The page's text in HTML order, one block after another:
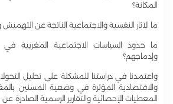
المكانة؟
ما الآثار النفسية والاجتماعية الناتجة عن التهميش
ما حدود السياسات الاجتماعية المغربية
وإدماجهم؟
واعتمدنا في دراستنا للمشكلة على تحليل
والاقتصادية المؤثرة في وضعية المسنين
المعطيات الإحصائية والتقارير الرسمية